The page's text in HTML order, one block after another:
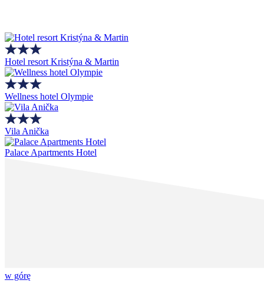
Hotel resort Kristýna & Martin
Wellness hotel Olympie
Vila Anička
Palace Apartments Hotel
w górę